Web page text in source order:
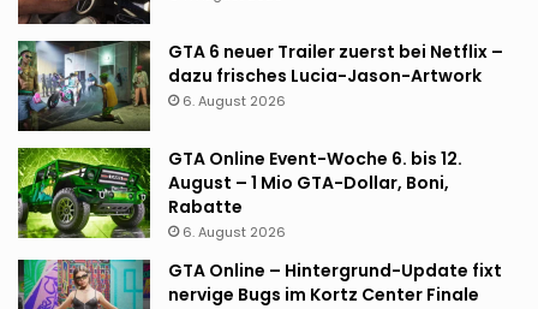
GTA 6 neuer Trailer zuerst bei Netflix –
dazu frisches Lucia-Jason-Artwork
6. August 2026
GTA Online Event-Woche 6. bis 12.
August – 1 Mio GTA-Dollar, Boni,
Rabatte
6. August 2026
GTA Online – Hintergrund-Update fixt
nervige Bugs im Kortz Center Finale